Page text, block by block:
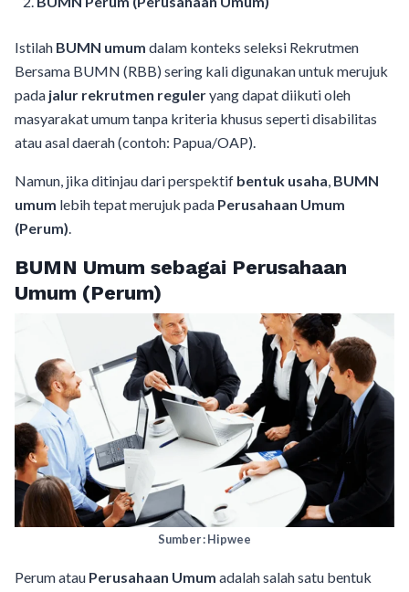
Istilah BUMN umum dalam konteks seleksi Rekrutmen
Bersama BUMN (RBB) sering kali digunakan untuk merujuk
pada jalur rekrutmen reguleryang dapat diikuti oleh
masyarakat umum tanpa kriteria khusus seperti disabilitas
atau asal daerah (contoh: Papua/OAP).
Namun, jika ditinjau dari perspektif bentuk usaha, BUMN
umum lebih tepat merujuk pada Perusahaan Umum
(Perum).
BUMN Umum sebagai Perusahaan
Umum (Perum)
Sumber : Hipwee
Perum atau Perusahaan Umum adalah salah satu bentuk